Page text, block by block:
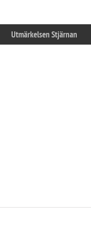
Utmärkelsen Stjärnan